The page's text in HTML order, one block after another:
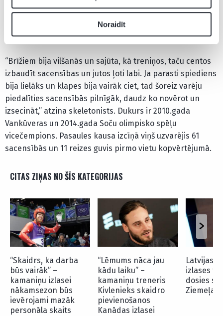
Noraidīt
karjerā piektās olimpiskās spēles, bet, atšķirībā no
iepriekšējām, Covid-19 apstākļu dēļ bija dažādi
ierobežojumi un sacensības noritēja bez skatītājiem.
“Brīžiem bija vilšanās un sajūta, kā treniņos, taču centos
izbaudīt sacensības un jutos ļoti labi. Ja parasti spiediens
bija lielāks un klapes bija vairāk ciet, tad šoreiz varēju
piedalīties sacensībās pilnīgāk, daudz ko novērot un
izsecināt,” atzina skeletonists. Dukurs ir 2010.gada
Vankūveras un 2014.gada Soču olimpisko spēļu
vicečempions. Pasaules kausa izcīņā viņš uzvarējis 61
sacensībās un 11 reizes guvis pirmo vietu kopvērtējumā.
CITAS ZIŅAS NO ŠĪS KATEGORIJAS
“Skaidrs, ka darba
būs vairāk” –
kamaniņu izlasei
nākamsezon būs
ievērojami mazāk
personāla skaits
“Lēmums nāca jau
kādu laiku” –
kamaniņu treneris
Kivlenieks skaidro
pievienošanos
Kanādas izlasei
Latvijas
izlases
dosies